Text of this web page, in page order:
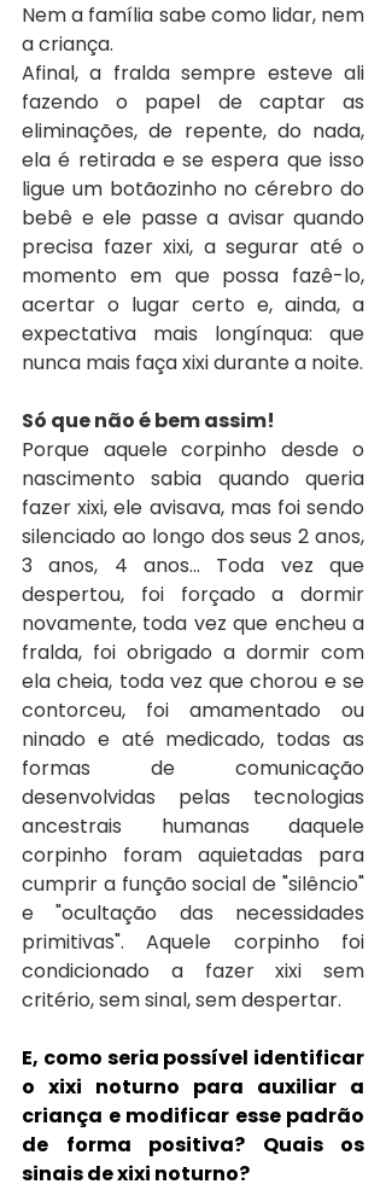
Nem a família sabe como lidar, nem
a criança.
Afinal, a fralda sempre esteve ali
fazendo o papel de captar as
eliminações, de repente, do nada,
ela é retirada e se espera que isso
ligue um botãozinho no cérebro do
bebê e ele passe a avisar quando
precisa fazer xixi, a segurar até o
momento em que possa fazê-lo,
acertar o lugar certo e, ainda, a
expectativa mais longínqua: que
Só que não é bem assim!
Porque aquele corpinho desde o
nascimento sabia quando queria
fazer xixi, ele avisava, mas foi sendo
silenciado ao longo dos seus 2 anos,
3 anos, 4 anos... Toda vez que
despertou, foi forçado a dormir
novamente, toda vez que encheu a
fralda, foi obrigado a dormir com
ela cheia, toda vez que chorou e se
contorceu, foi amamentado ou
ninado e até medicado, todas as
formas de comunicação
desenvolvidas pelas tecnologias
ancestrais humanas daquele
corpinho foram aquietadas para
cumprir a função social de "silêncio"
e "ocultação das necessidades
primitivas". Aquele corpinho foi
condicionado a fazer xixi sem
critério, sem sinal, sem despertar.
E, como seria possível identificar
o xixi noturno para auxiliar a
criança e modificar esse padrão
de forma positiva? Quais os
sinais de xixi noturno?